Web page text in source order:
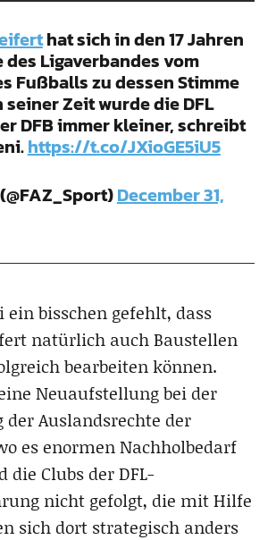
hat sich in den 17 Jahren
des Ligaverbandes vom
Fußballs zu dessen Stimme
seiner Zeit wurde die DFL
DFB immer kleiner, schreibt
https://t.co/JXioGE5iU5
December 31,
bisschen gefehlt, dass
natürlich auch Baustellen
bearbeiten können.
Neuaufstellung bei der
Auslandsrechte der
es enormen Nachholbedarf
die Clubs der DFL-
nicht gefolgt, die mit Hilfe
sich dort strategisch anders